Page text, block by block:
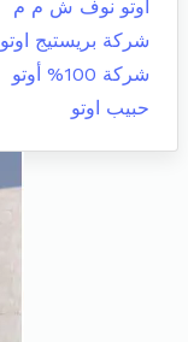
أوتو نوف ش م م
شركة بريستيج اوتو
شركة 100% أوتو
حبيب اوتو